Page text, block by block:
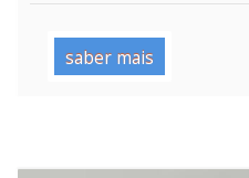
saber mais